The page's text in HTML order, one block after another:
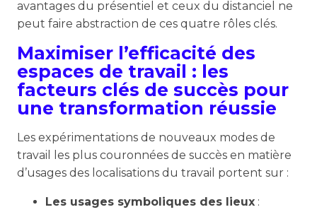
avantages du présentiel et ceux du distanciel ne
peut faire abstraction de ces quatre rôles clés.
Maximiser l’efficacité des
espaces de travail : les
facteurs clés de succès pour
une transformation réussie
Les expérimentations de nouveaux modes de
travail les plus couronnées de succès en matière
d’usages des localisations du travail portent sur :
Les usages symboliques des lieux :